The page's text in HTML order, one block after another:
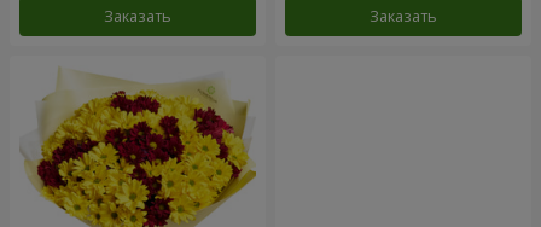
Заказать Заказать